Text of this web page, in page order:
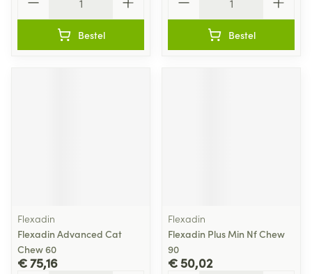
Bestel Bestel
Flexadin
Flexadin Advanced Cat
Chew 60
€ 75,16
Flexadin
Flexadin Plus Min Nf Chew
90
€ 50,02